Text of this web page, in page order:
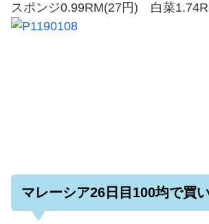
スポンジ0.99RM(27円) 白菜
マレーシア26日目100均で買